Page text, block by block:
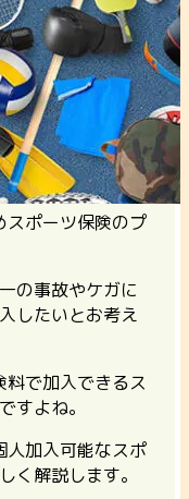
スポーツ保険のプ
の事故やケガに
したいとお考え
で加入できるス
すよね。
加入可能なスポ
く解説します。